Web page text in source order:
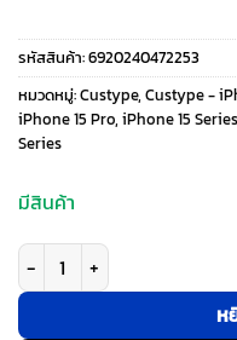
price
was:
รหัสสินค้า:6920240472253
หมวดหมู่:Custype, Custype -
iPhone 15 Pro, iPhone 15 Series
Series
มีสินค้า
จำนวน Custype รุ่น
ห